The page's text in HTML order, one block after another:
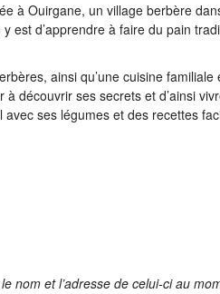
à Ouirgane, un village berbère
est d’apprendre à faire du pain
ainsi qu’une cuisine
découvrir ses secrets et d’ainsi
ses légumes et des recettes
nom et l’adresse de celui-ci au